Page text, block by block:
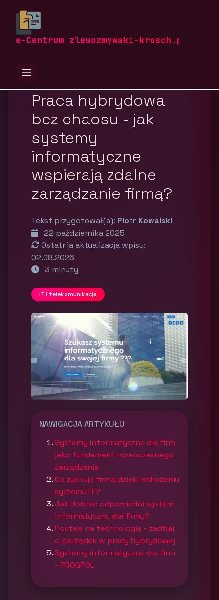
e-Centrum zlewozmywaki-krosch.pl
zlewozmywaki-krosch.pl
IT i telekomunikacja
Praca hybrydowa
bez chaosu - jak
systemy
informatyczne
wspierają zdalne
zarządzanie firmą?
Tekst przygotował(a): Piotr Kowalski
22 października 2025
Ostatnia aktualizacja wpisu:
02.08.2026
3 minuty
IT i telekomunikacja
NAWIGACJA ARTYKUŁU
Systemy informatyczne dla firm
jako fundament nowoczesnego
zarządzania
Co zyskuje firma dzięki wdrożeniu
systemu IT?
Jak dobrać odpowiedni system
informatyczny dla firmy?
Postaw na technologię - zadbaj
o porządek w pracy hybrydowej
Systemy informatyczne dla firm
- PROGPOL